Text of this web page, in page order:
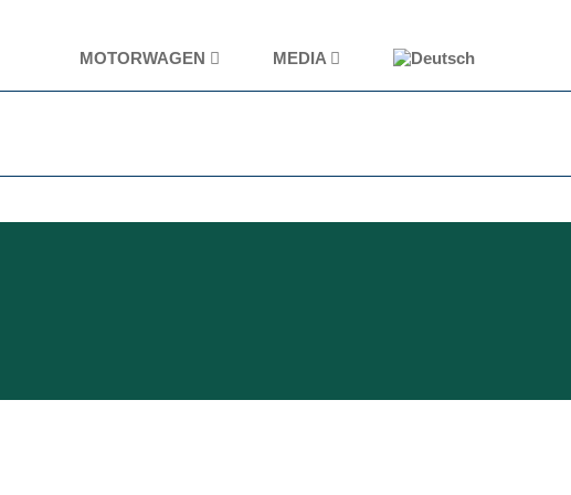
MOTORWAGEN MEDIA